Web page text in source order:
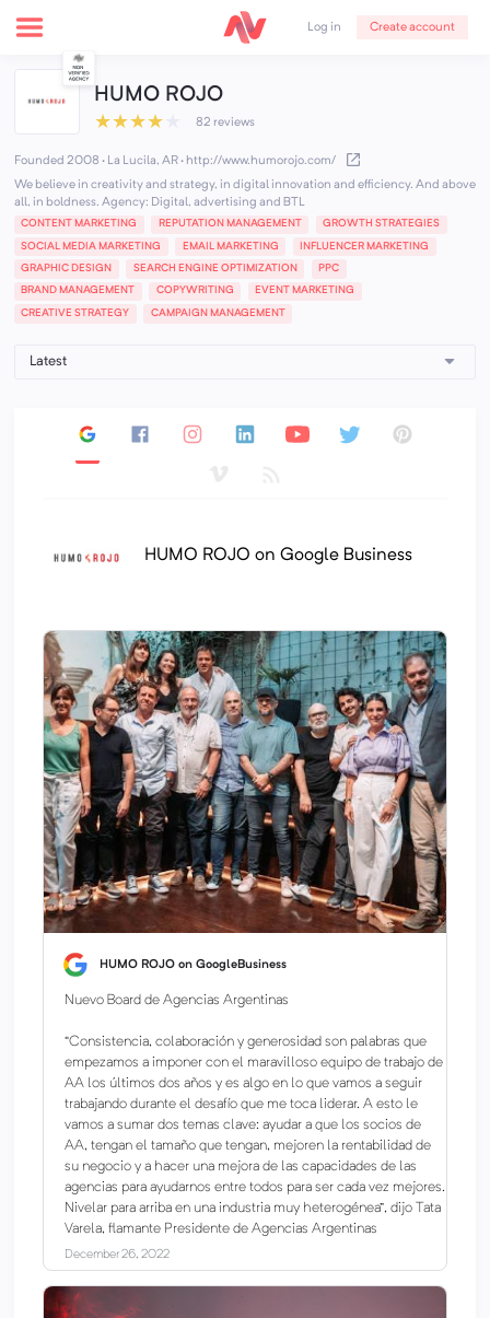
Log in Create account
HUMO ROJO
★★★★ 82 reviews
Founded 2008 · La Lucila, AR· http://www.humorojo.com/
We believe in creativity and strategy, in digital innovation and efficiency. And above
all, in boldness. Agency: Digital, advertising and BTL
CONTENT MARKETING REPUTATION MANAGEMENT GROWTH STRATEGIES
SOCIAL MEDIA MARKETING EMAIL MARKETING INFLUENCER MARKETING
GRAPHIC DESIGN SEARCH ENGINE OPTIMIZATION PPC
BRAND MANAGEMENT COPYWRITING EVENT MARKETING
CREATIVE STRATEGY CAMPAIGN MANAGEMENT
HUMO ROJO on Google Business
HUMO ROJO on GoogleBusiness
Nuevo Board de Agencias Argentinas
“Consistencia, colaboración y generosidad son palabras que
empezamos a imponer con el maravilloso equipo de trabajo de
AA los últimos dos años y es algo en lo que vamos a seguir
trabajando durante el desafío que me toca liderar. A esto le
vamos a sumar dos temas clave: ayudar a que los socios de
AA, tengan el tamaño que tengan, mejoren la rentabilidad de
su negocio y a hacer una mejora de las capacidades de las
agencias para ayudarnos entre todos para ser cada vez mejores.
Nivelar para arriba en una industria muy heterogénea”, dijo Tata
Varela, flamante Presidente de Agencias Argentinas
December 26, 2022